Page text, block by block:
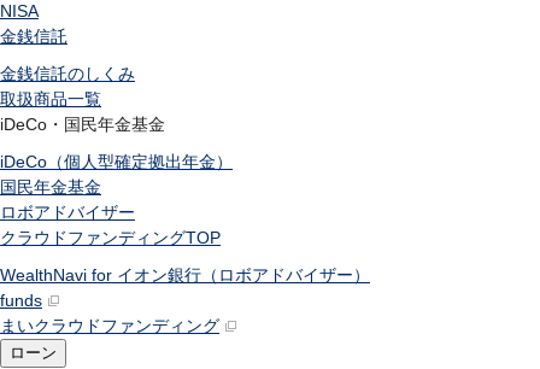
NISA
金銭信託
金銭信託のしくみ
取扱商品一覧
iDeCo・国民年金基金
iDeCo（個人型確定拠出年金）
国民年金基金
ロボアドバイザー
クラウドファンディングTOP
WealthNavi for イオン銀行（ロボアドバイザー）
funds
まいクラウドファンディング
ローン